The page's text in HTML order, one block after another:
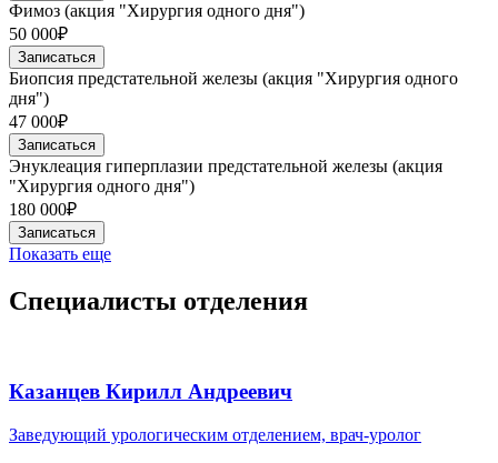
Фимоз (акция "Хирургия одного дня")
50 000₽
Записаться
Биопсия предстательной железы (акция "Хирургия одного
дня")
47 000₽
Записаться
Энуклеация гиперплазии предстательной железы (акция
"Хирургия одного дня")
180 000₽
Записаться
Показать еще
Специалисты отделения
Казанцев Кирилл Андреевич
Заведующий урологическим отделением, врач-уролог